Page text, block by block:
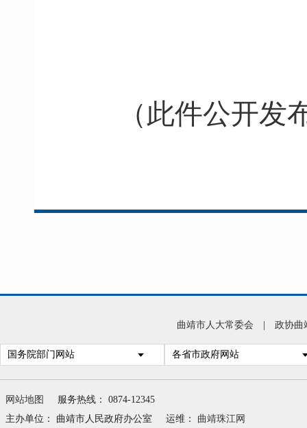
（此件公开发
曲靖市人大常委会 政协曲
国务院部门网站 各省市政府网站
网站地图
服务热线： 0874-12345
主办单位： 曲靖市人民政府办公室
运维： 曲靖珠江网